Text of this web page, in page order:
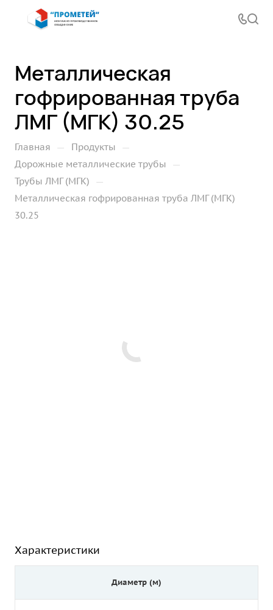
Металлическая
гофрированная труба
ЛМГ (МГК) 30.25
Главная — Продукты —
Дорожные металлические трубы —
Трубы ЛМГ (МГК) —
Металлическая гофрированная труба ЛМГ (МГК)
30.25
Характеристики
Диаметр (м)